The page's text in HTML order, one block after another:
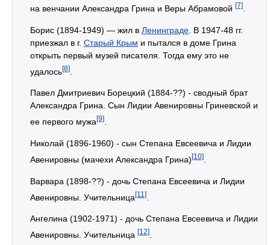
на венчании Александра Грина и Веры Абрамовой [7]
Борис (1894-1949) — жил в Ленинграде . В 1947-48 гг.
приезжал в г. Старый Крым и пытался в доме Грина
открыть первый музей писателя. Тогда ему это не
удалось[8]
Павел Дмитриевич Борецкий (1884-??) - сводный брат
Александра Грина. Сын Лидии Авенировны Гриневской и
ее первого мужа [9]
Николай (1896-1960) - сын Степана Евсеевича и Лидии
Авенировны (мачехи Александра Грина)[10]
Варвара (1898-??) - дочь Степана Евсеевича и Лидии
Авенировны. Учительница[11]
Ангелина (1902-1971) - дочь Степана Евсеевича и Лидии
Авенировны. Учительница [12]